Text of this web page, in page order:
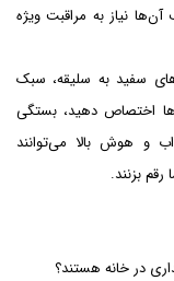
نیاز به مراقبت ویژه
سفید به سلیقه، سبک
اختصاص دهید، بستگی
و هوش بالا می‌توانند
بزنند.
در خانه هستند؟